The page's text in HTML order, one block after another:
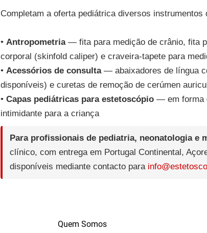
Completam a oferta pediátrica diversos
• Antropometria— fita para medição de crânio, fita
corporal (skinfold caliper) e craveira-tapete para
• Acessórios de consulta— abaixadores de língua
disponíveis) e curetas de remoção de cerúmen
• Capas pediátricas para estetoscópio — em forma
intimidante para a criança
Para profissionais de pediatria, neonatologia e
clínico, com entrega em Portugal Continental,
disponíveis mediante contacto para
Quem Somos